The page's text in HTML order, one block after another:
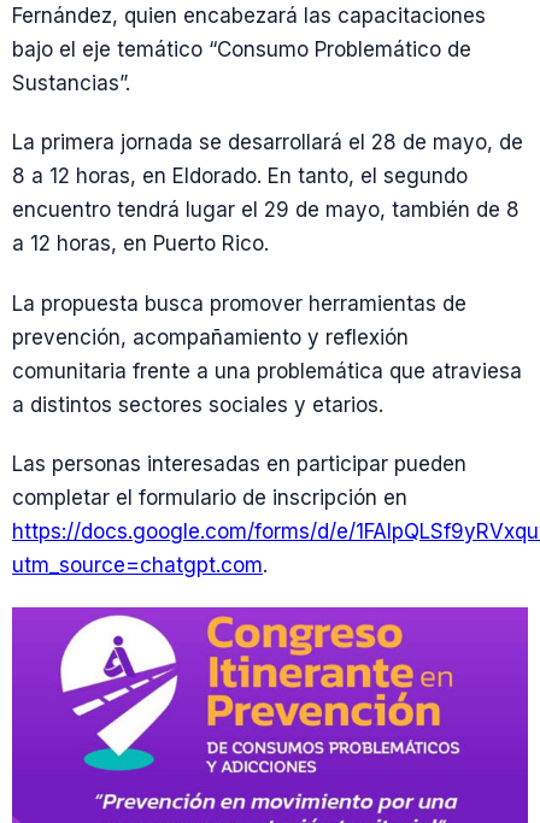
Fernández, quien encabezará las capacitaciones
bajo el eje temático “Consumo Problemático de
Sustancias”.
La primera jornada se desarrollará el 28 de mayo, de
8 a 12 horas, en Eldorado. En tanto, el segundo
encuentro tendrá lugar el 29 de mayo, también de 8
a 12 horas, en Puerto Rico.
La propuesta busca promover herramientas de
prevención, acompañamiento y reflexión
comunitaria frente a una problemática que atraviesa
a distintos sectores sociales y etarios.
Las personas interesadas en participar pueden
completar el formulario de inscripción en
https://docs.google.com/forms/d/e/
utm_source=chatgpt.com.